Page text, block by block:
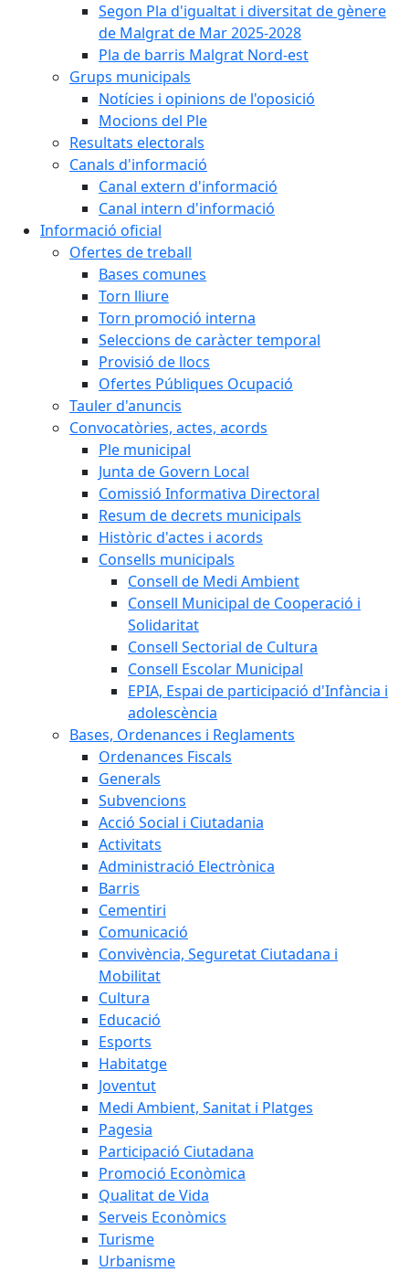
Segon Pla d'igualtat i diversitat de gènere
de Malgrat de Mar 2025-2028
Pla de barris Malgrat Nord-est
Grups municipals
Notícies i opinions de l'oposició
Mocions del Ple
Resultats electorals
Canals d'informació
Canal extern d'informació
Canal intern d'informació
Informació oficial
Ofertes de treball
Bases comunes
Torn lliure
Torn promoció interna
Seleccions de caràcter temporal
Provisió de llocs
Ofertes Públiques Ocupació
Tauler d'anuncis
Convocatòries, actes, acords
Ple municipal
Junta de Govern Local
Comissió Informativa Directoral
Resum de decrets municipals
Històric d'actes i acords
Consells municipals
Consell de Medi Ambient
Consell Municipal de Cooperació i
Solidaritat
Consell Sectorial de Cultura
Consell Escolar Municipal
EPIA, Espai de participació d'Infància i
adolescència
Bases, Ordenances i Reglaments
Ordenances Fiscals
Generals
Subvencions
Acció Social i Ciutadania
Activitats
Administració Electrònica
Barris
Cementiri
Comunicació
Convivència, Seguretat Ciutadana i
Mobilitat
Cultura
Educació
Esports
Habitatge
Joventut
Medi Ambient, Sanitat i Platges
Pagesia
Participació Ciutadana
Promoció Econòmica
Qualitat de Vida
Serveis Econòmics
Turisme
Urbanisme